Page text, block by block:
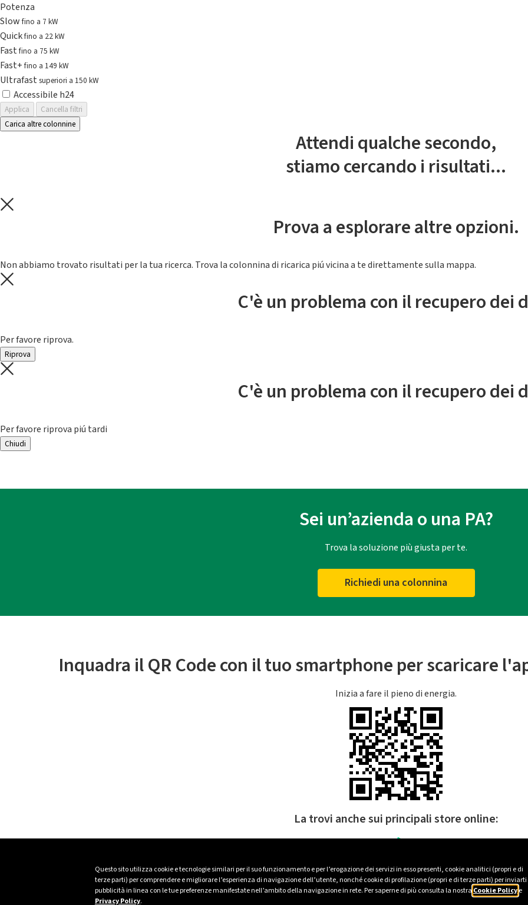
Questo sito utilizza cookie e tecnologie similari per il suo funzionamento e per l’erogazione dei servizi in esso presenti, cookie analitici (propri e di
terze parti) per comprendere e migliorare l’esperienza di navigazione dell’utente, nonché cookie di profilazione (propri e di terze parti) per inviarti
pubblicità in linea con le tue preferenze manifestate nell’ambito della navigazione in rete. Per saperne di più consulta la nostra Cookie Policye
Privacy Policy.
Potenza
Slowfino a 7 kW
Quickfino a 22 kW
Fastfino a 75 kW
Fast+fino a 149 kW
Ultrafast superiori a 150 kW
Accessibile h24
Applica
Cancella filtri
Carica altre colonnine
Attendi qualche secondo,
stiamo cercando i risultati...
Prova a esplorare altre opzioni.
Non abbiamo trovato risultati per la tua ricerca. Trova la colonnina di ricarica piú vicina a te direttamente sulla mappa.
C'è un problema con il recupero dei
Per favore riprova.
Riprova
C'è un problema con il recupero dei
Per favore riprova piú tardi
Chiudi
Sei un’azienda o una PA?
Trova la soluzione più giusta per te.
Richiedi una colonnina
Inquadra il QR Code con il tuo smartphone per scaricare
Inizia a fare il pieno di energia.
La trovi anche sui principali store online: